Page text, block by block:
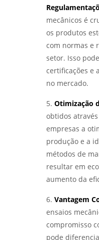
mecânicos é
os produtos
com normas e
setor. Isso
certificações e
no mercado.
5. Otimização
obtidos
empresas a
produção e a
métodos de
resultar em
aumento da
6. Vantagem
ensaios
compromisso
pode